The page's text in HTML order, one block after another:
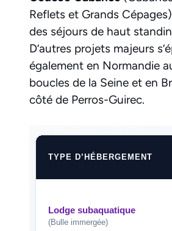
Reflets et Grands
des séjours de haut
D’autres projets majeurs
également en Normandie
boucles de la Seine et en
côté de Perros-Guirec.
TYPE D’HÉBERGEMENT
Lodge subaquatique
(Bulle immergée)